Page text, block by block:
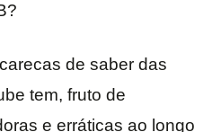
de saber das
tem, fruto de
e erráticas ao longo